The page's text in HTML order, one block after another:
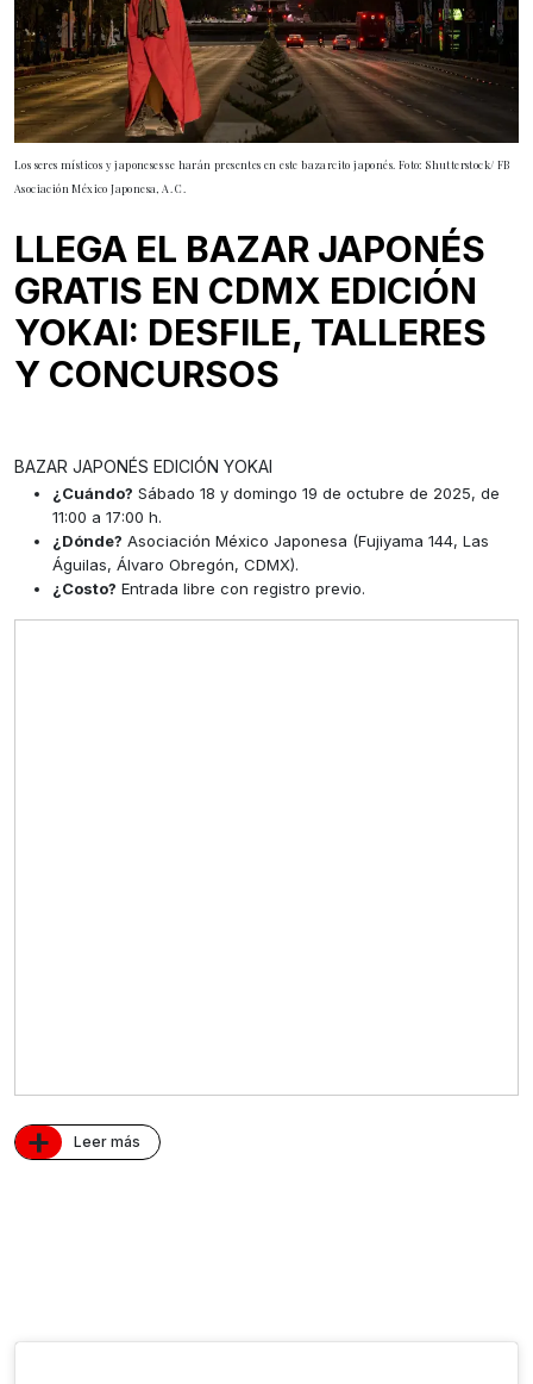
Los seres místicos y japoneses se harán presentes en este bazarcito japonés. Foto: Shutterstock/ FB
Asociación México Japonesa, A. C.
LLEGA EL BAZAR JAPONÉS
GRATIS EN CDMX EDICIÓN
YOKAI: DESFILE, TALLERES
Y CONCURSOS
BAZAR JAPONÉS EDICIÓN YOKAI
¿Cuándo? Sábado 18 y domingo 19 de octubre de 2025, de
11:00 a 17:00 h.
¿Dónde? Asociación México Japonesa (Fujiyama 144, Las
Águilas, Álvaro Obregón, CDMX).
¿Costo? Entrada libre con registro previo.
+ Leer más